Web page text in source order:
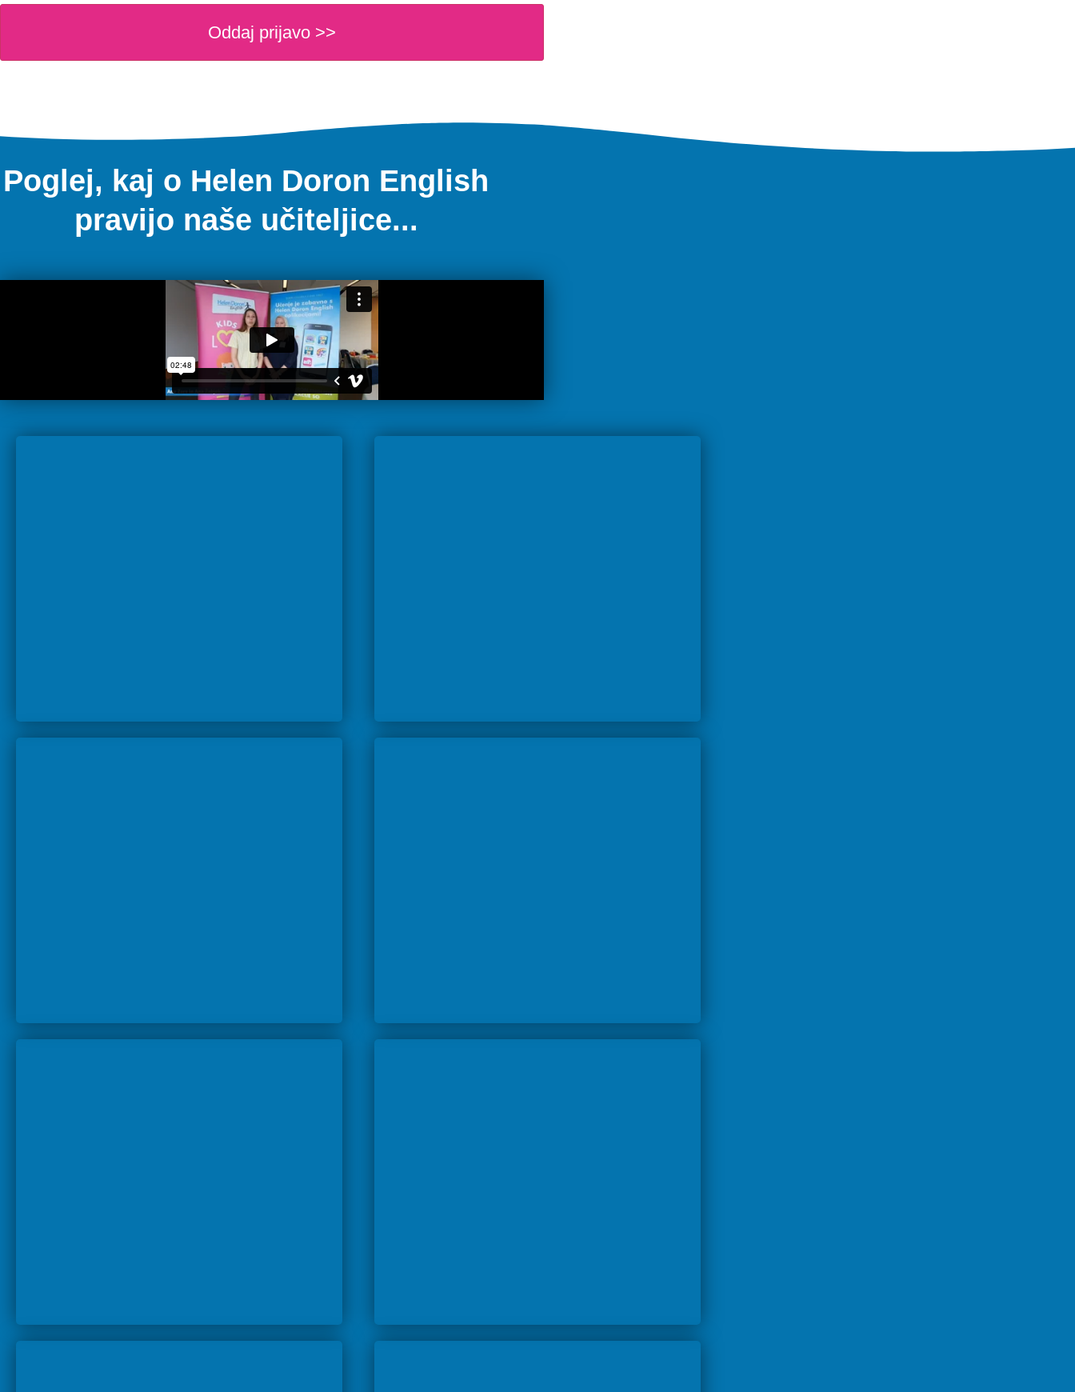
Poglej, kaj o Helen Doron English
pravijo naše učiteljice...